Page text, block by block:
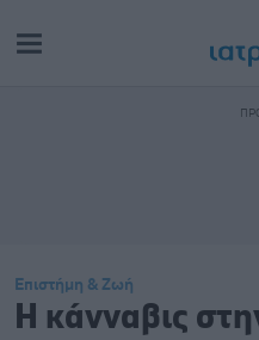
Επιστήμη & Ζωή
Η κάνναβις